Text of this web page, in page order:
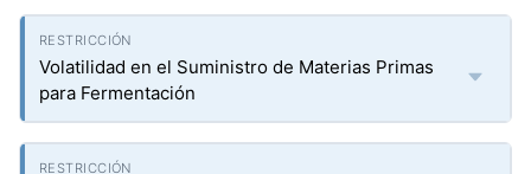
Volatilidad en el Suministro de Materias Primas
para Fermentación